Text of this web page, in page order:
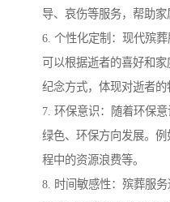
导、哀伤等服务，帮助家
6. 个性化定制：现代殡
可以根据逝者的喜好和
纪念方式，体现对逝者的
7. 环保意识：随着环保
绿色、环保方向发展。
程中的资源浪费等。
8. 时间敏感性：殡葬服务